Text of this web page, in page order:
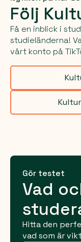
Följ
Få en inblick i
studieländerna!
vårt konto på
Gör testet
Vad
Hitta den
vad som är